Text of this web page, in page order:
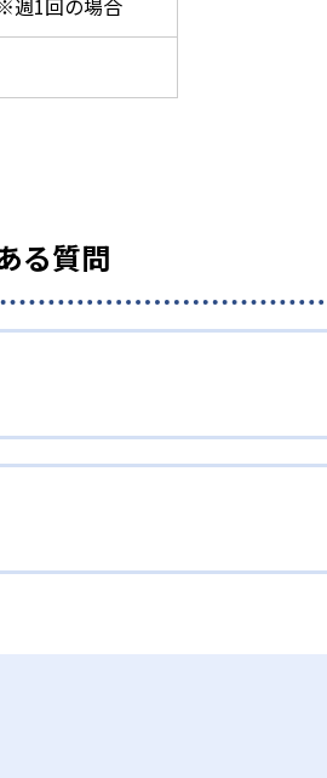
る質問